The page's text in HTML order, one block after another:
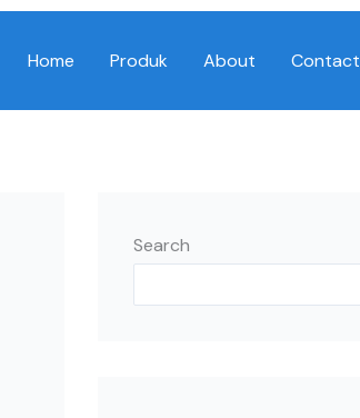
Home Produk About Contact
Search